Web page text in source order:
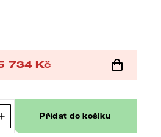
734 Kč
Přidat do košíku